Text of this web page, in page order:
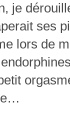
je
ses
lors de